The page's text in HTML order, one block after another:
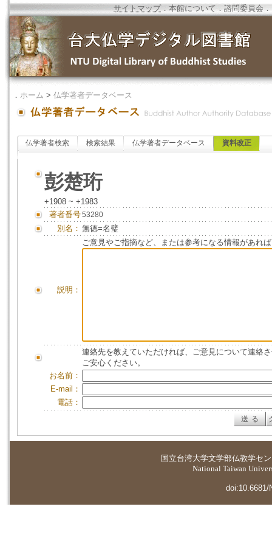
サイトマップ．本館について ．諮問委員会 ．
． ホーム > 仏学著者データベース
仏学著者検索 検索結果 仏学著者データベース 資料改正
彭楚珩
+1908 ~ +1983
著者番号53280
別名： 無德=名璧
説明：
ご意見やご指摘など、または参考になる情報があれ
連絡先を教えていただければ、ご意見について連絡
ご安心ください。
お名前：
E-mail：
電話：
国立台湾大学文学部仏教学セ
National Taiwan
doi:10.6681/